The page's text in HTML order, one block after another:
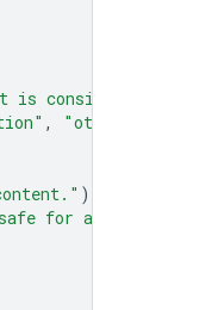
is considered spam."
, "other"
)
for all audiences."